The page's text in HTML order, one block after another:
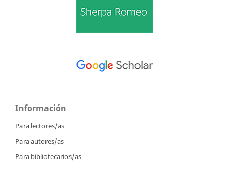
Información
Para lectores/as
Para autores/as
Para bibliotecarios/as